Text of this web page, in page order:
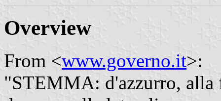
Overview
From <www.governo.it>:
"STEMMA: d'azzurro, alla